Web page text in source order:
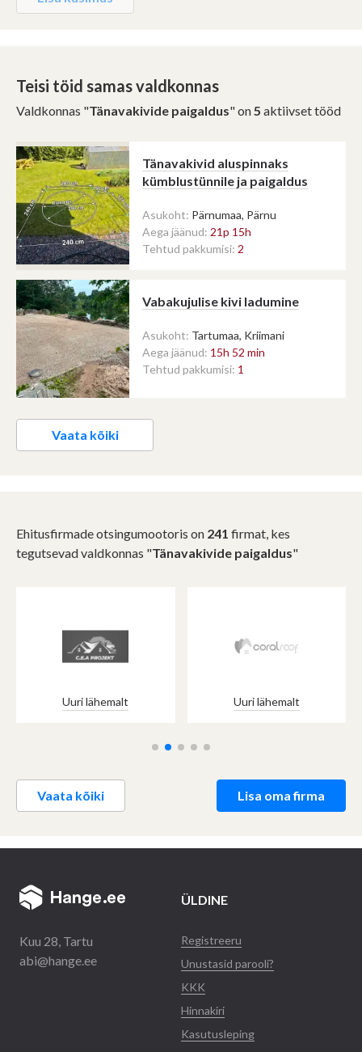
Teisi töid samas valdkonnas
Valdkonnas "Tänavakivide paigaldus" on 5 aktiivset tööd
Tänavakivid aluspinnaks
kümblustünnile ja paigaldus
Asukoht: Pärnumaa, Pärnu
Aega jäänud: 21p 15h
Tehtud pakkumisi: 2
Vabakujulise kivi ladumine
Asukoht: Tartumaa, Kriimani
Aega jäänud: 15h 52 min
Tehtud pakkumisi: 1
Vaata kõiki
Ehitusfirmade otsingumootoris on 241 firmat, kes
tegutsevad valdkonnas "Tänavakivide paigaldus"
Uuri lähemalt Uuri lähemalt
Vaata kõiki Lisa oma firma
Kuu 28, Tartu
abi@hange.ee
ÜLDINE
Registreeru
Unustasid parooli?
KKK
Hinnakiri
Kasutusleping